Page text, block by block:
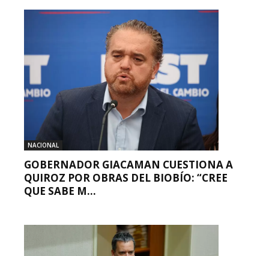
NACIONAL
GOBERNADOR GIACAMAN CUESTIONA A
QUIROZ POR OBRAS DEL BIOBÍO: “CREE
QUE SABE M...